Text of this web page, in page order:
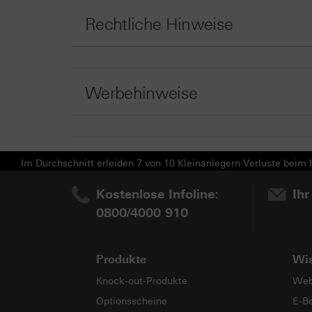
Rechtliche Hinweise
Werbehinweise
Im Durchschnitt erleiden 7 von 10 Kleinanlegern Verluste
Kostenlose Infoline:
0800/4000 910
Produkte
Knock-out-Produkte
Optionsscheine
E-